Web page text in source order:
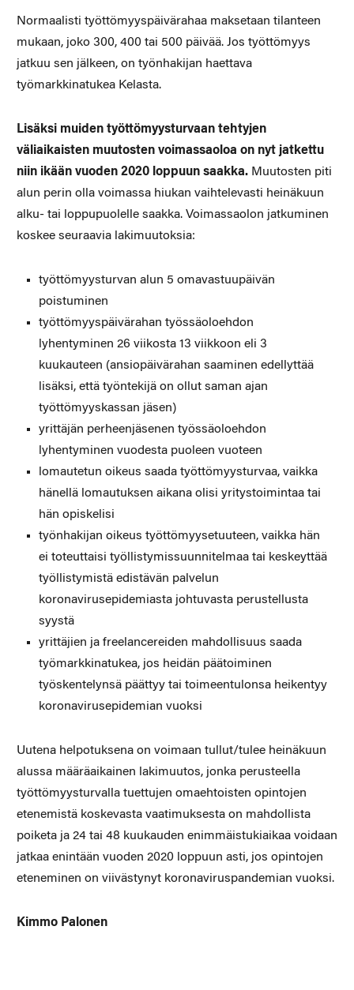
Normaalisti työttömyyspäivärahaa maksetaan tilanteen
mukaan, joko 300, 400 tai 500 päivää. Jos työttömyys
jatkuu sen jälkeen, on työnhakijan haettava
työmarkkinatukea Kelasta.
Lisäksi muiden työttömyysturvaan tehtyjen
väliaikaisten muutosten voimassaoloa on nyt jatkettu
niin ikään vuoden 2020 loppuun saakka.Muutosten piti
alun perin olla voimassa hiukan vaihtelevasti heinäkuun
alku- tai loppupuolelle saakka. Voimassaolon jatkuminen
koskee seuraavia lakimuutoksia:
työttömyysturvan alun 5 omavastuupäivän
poistuminen
työttömyyspäivärahan työssäoloehdon
lyhentyminen 26 viikosta 13 viikkoon eli 3
kuukauteen (ansiopäivärahan saaminen edellyttää
lisäksi, että työntekijä on ollut saman ajan
työttömyyskassan jäsen)
yrittäjän perheenjäsenen työssäoloehdon
lyhentyminen vuodesta puoleen vuoteen
lomautetun oikeus saada työttömyysturvaa, vaikka
hänellä lomautuksen aikana olisi yritystoimintaa tai
hän opiskelisi
työnhakijan oikeus työttömyysetuuteen, vaikka hän
ei toteuttaisi työllistymissuunnitelmaa tai keskeyttää
työllistymistä edistävän palvelun
koronavirusepidemiasta johtuvasta perustellusta
syystä
yrittäjien ja freelancereiden mahdollisuus saada
työmarkkinatukea, jos heidän päätoiminen
työskentelynsä päättyy tai toimeentulonsa heikentyy
koronavirusepidemian vuoksi
Uutena helpotuksena on voimaan tullut/tulee heinäkuun
alussa määräaikainen lakimuutos, jonka perusteella
työttömyysturvalla tuettujen omaehtoisten opintojen
etenemistä koskevasta vaatimuksesta on mahdollista
poiketa ja 24 tai 48 kuukauden enimmäistukiaikaa voidaan
jatkaa enintään vuoden 2020 loppuun asti, jos opintojen
eteneminen on viivästynyt koronaviruspandemian vuoksi.
Kimmo Palonen